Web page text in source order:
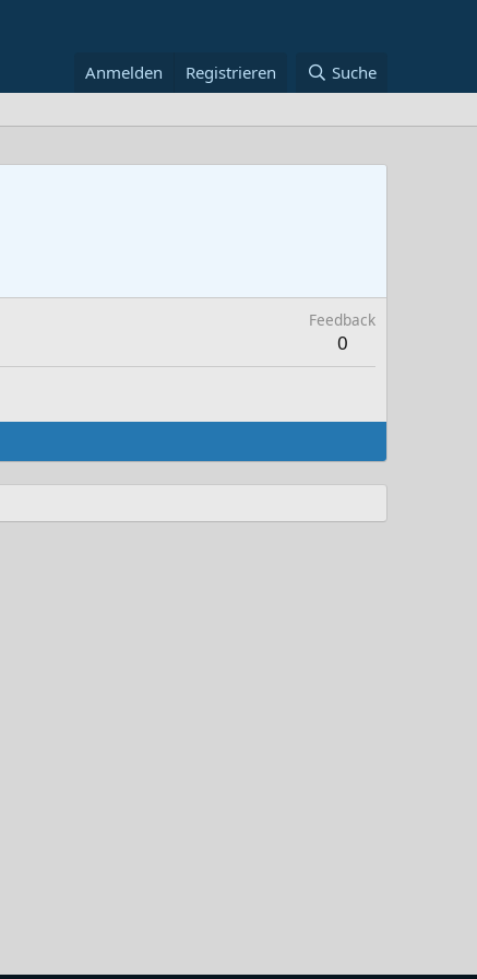
Anmelden Registrieren Suche
Feedback
0